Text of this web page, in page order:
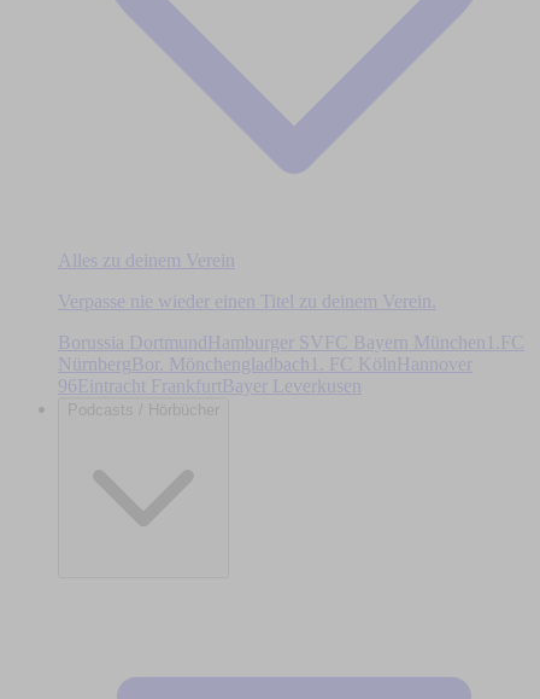
Alles zu deinem Verein
Verpasse nie wieder einen Titel zu deinem Verein.
Borussia DortmundHamburger SV FC Bayern München
1.FC
Nürnberg Bor. Mönchengladbach 1. FC Köln
Hannover
96Eintracht Frankfurt Bayer Leverkusen
Podcasts / Hörbücher